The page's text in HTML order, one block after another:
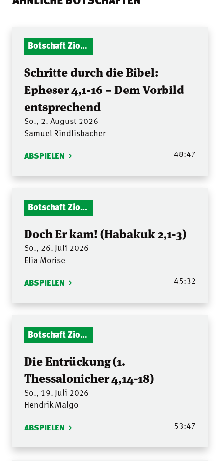
Botschaft Zionshalle
Schritte durch die Bibel:
Epheser 4,1-16 – Dem Vorbild
entsprechend
So., 2. August 2026
Samuel Rindlisbacher
ABSPIELEN 48:47
Botschaft Zionshalle
Doch Er kam! (Habakuk 2,1-3)
So., 26. Juli 2026
Elia Morise
ABSPIELEN 45:32
Botschaft Zionshalle
Die Entrückung (1.
Thessalonicher 4,14-18)
So., 19. Juli 2026
Hendrik Malgo
ABSPIELEN 53:47